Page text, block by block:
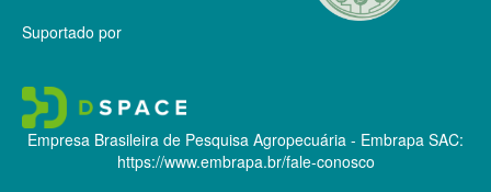
Suportado por
Empresa Brasileira de Pesquisa Agropecuária - Embrapa SAC:
https://www.embrapa.br/fale-conosco